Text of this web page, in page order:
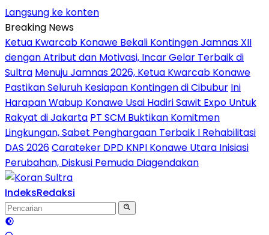
Langsung ke konten
Breaking News
Ketua Kwarcab Konawe Bekali Kontingen Jamnas XII
dengan Atribut dan Motivasi, Incar Gelar Terbaik di
Sultra Menuju Jamnas 2026, Ketua Kwarcab Konawe
Pastikan Seluruh Kesiapan Kontingen di Cibubur Ini
Harapan Wabup Konawe Usai Hadiri Sawit Expo Untuk
Rakyat di Jakarta PT SCM Buktikan Komitmen
Lingkungan, Sabet Penghargaan Terbaik I Rehabilitasi
DAS 2026Carateker DPD KNPI Konawe Utara Inisiasi
Perubahan, Diskusi Pemuda Diagendakan
IndeksRedaksi